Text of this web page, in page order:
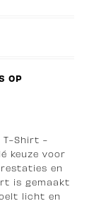
OP
T-Shirt -
keuze voor
en
is gemaakt
licht en